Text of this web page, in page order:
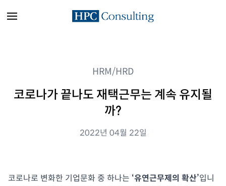
HRM/HRD
코로나가 끝나도 재택근무는 계속 유지될
까?
2022년 04월 22일
코로나로 변화한 기업문화 중 하나는 ‘유연근무제의 확산’입니